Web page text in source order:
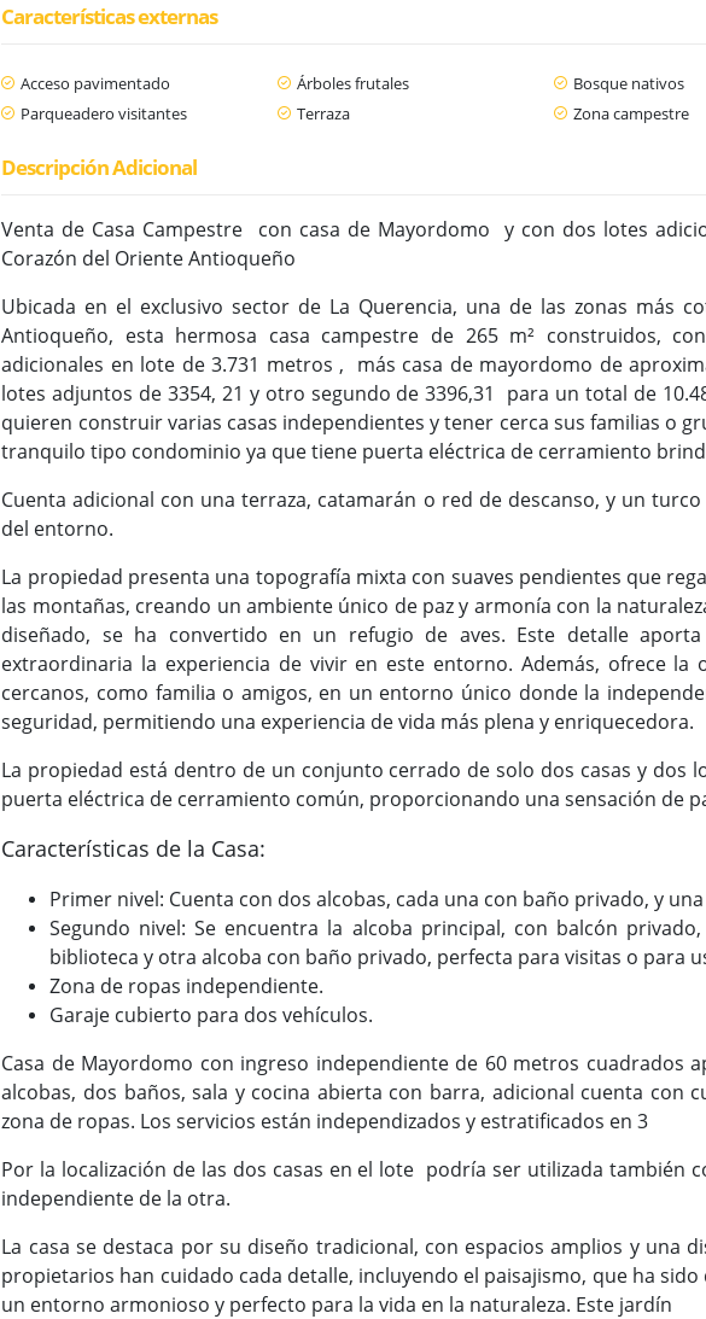
Características externas
Acceso pavimentado Árboles frutales Bosque nativos
Parqueadero visitantes
Terraza Zona campestre
Descripción Adicional
Venta de Casa Campestre con casa de Mayordomo y con dos lotes
Corazón del Oriente Antioqueño
Ubicada en el exclusivo sector de La Querencia, una de las zonas más
Antioqueño, esta hermosa casa campestre de 265 m² construidos,
adicionales en lote de 3.731 metros , más casa de mayordomo de
lotes adjuntos de 3354, 21 y otro segundo de 3396,31 para un total de
quieren construir varias casas independientes y tener cerca sus familias o
tranquilo tipo condominio ya que tiene puerta eléctrica de cerramiento
Cuenta adicional con una terraza, catamarán o red de descanso, y un
del entorno.
La propiedad presenta una topografía mixta con suaves pendientes que
las montañas, creando un ambiente único de paz y armonía con la
diseñado, se ha convertido en un refugio de aves. Este detalle
extraordinaria la experiencia de vivir en este entorno. Además, ofrece
cercanos, como familia o amigos, en un entorno único donde la
seguridad, permitiendo una experiencia de vida más plena y enriquecedora.
La propiedad está dentro de un conjunto cerrado de solo dos casas y dos
puerta eléctrica de cerramiento común, proporcionando una sensación de
Características de la Casa:
Primer nivel: Cuenta con dos alcobas, cada una con baño privado, y
Segundo nivel: Se encuentra la alcoba principal, con balcón
biblioteca y otra alcoba con baño privado, perfecta para visitas o para
Zona de ropas independiente.
Garaje cubierto para dos vehículos.
Casa de Mayordomo con ingreso independiente de 60 metros cuadrados
alcobas, dos baños, sala y cocina abierta con barra, adicional cuenta
zona de ropas. Los servicios están independizados y estratificados en 3
Por la localización de las dos casas en el lote podría ser utilizada también
independiente de la otra.
La casa se destaca por su diseño tradicional, con espacios amplios y una
propietarios han cuidado cada detalle, incluyendo el paisajismo, que ha
un entorno armonioso y perfecto para la vida en la naturaleza. Este jardín